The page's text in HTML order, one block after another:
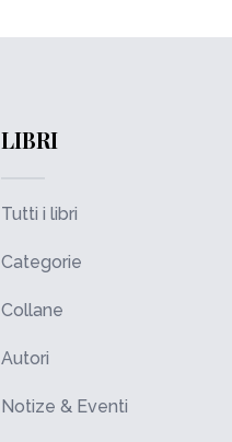
LIBRI
Tutti i libri
Categorie
Collane
Autori
Notize & Eventi